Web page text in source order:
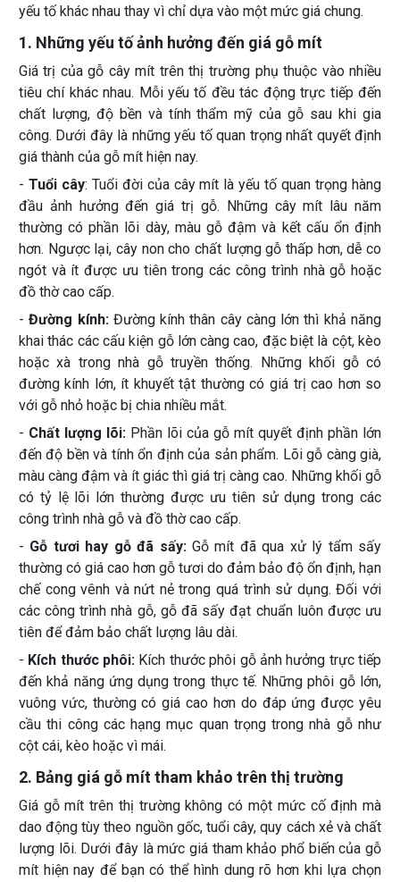
yếu tố khác nhau thay vì chỉ dựa vào một mức giá chung.
1. Những yếu tố ảnh hưởng đến giá gỗ mít
Giá trị của gỗ cây mít trên thị trường phụ thuộc vào nhiều
tiêu chí khác nhau. Mỗi yếu tố đều tác động trực tiếp đến
chất lượng, độ bền và tính thẩm mỹ của gỗ sau khi gia
công. Dưới đây là những yếu tố quan trọng nhất quyết định
giá thành của gỗ mít hiện nay.
- Tuổi cây: Tuổi đời của cây mít là yếu tố quan trọng hàng
đầu ảnh hưởng đến giá trị gỗ. Những cây mít lâu năm
thường có phần lõi dày, màu gỗ đậm và kết cấu ổn định
hơn. Ngược lại, cây non cho chất lượng gỗ thấp hơn, dễ co
ngót và ít được ưu tiên trong các công trình nhà gỗ hoặc
đồ thờ cao cấp.
-Đường kính: Đường kính thân cây càng lớn thì khả năng
khai thác các cấu kiện gỗ lớn càng cao, đặc biệt là cột, kèo
hoặc xà trong nhà gỗ truyền thống. Những khối gỗ có
đường kính lớn, ít khuyết tật thường có giá trị cao hơn so
với gỗ nhỏ hoặc bị chia nhiều mắt.
- Chất lượng lõi:Phần lõi của gỗ mít quyết định phần lớn
đến độ bền và tính ổn định của sản phẩm. Lõi gỗ càng già,
màu càng đậm và ít giác thì giá trị càng cao. Những khối gỗ
có tỷ lệ lõi lớn thường được ưu tiên sử dụng trong các
công trình nhà gỗ và đồ thờ cao cấp.
- Gỗ tươi hay gỗ đã sấy: Gỗ mít đã qua xử lý tẩm sấy
thường có giá cao hơn gỗ tươi do đảm bảo độ ổn định, hạn
chế cong vênh và nứt nẻ trong quá trình sử dụng. Đối với
các công trình nhà gỗ, gỗ đã sấy đạt chuẩn luôn được ưu
tiên để đảm bảo chất lượng lâu dài.
- Kích thước phôi: Kích thước phôi gỗ ảnh hưởng trực tiếp
đến khả năng ứng dụng trong thực tế. Những phôi gỗ lớn,
vuông vức, thường có giá cao hơn do đáp ứng được yêu
cầu thi công các hạng mục quan trọng trong nhà gỗ như
cột cái, kèo hoặc vì mái.
2. Bảng giá gỗ mít tham khảo trên thị trường
Giá gỗ mít trên thị trường không có một mức cố định mà
dao động tùy theo nguồn gốc, tuổi cây, quy cách xẻ và chất
lượng lõi. Dưới đây là mức giá tham khảo phổ biến của gỗ
mít hiện nay để bạn có thể hình dung rõ hơn khi lựa chọn